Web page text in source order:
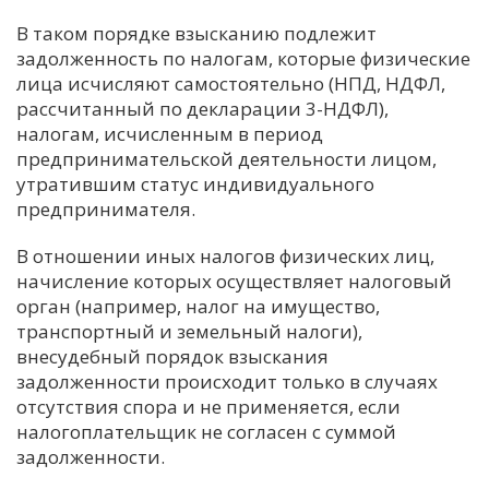
В таком порядке взысканию подлежит
задолженность по налогам, которые физические
лица исчисляют самостоятельно (НПД, НДФЛ,
рассчитанный по декларации 3-НДФЛ),
налогам, исчисленным в период
предпринимательской деятельности лицом,
утратившим статус индивидуального
предпринимателя.
В отношении иных налогов физических лиц,
начисление которых осуществляет налоговый
орган (например, налог на имущество,
транспортный и земельный налоги),
внесудебный порядок взыскания
задолженности происходит только в случаях
отсутствия спора и не применяется, если
налогоплательщик не согласен с суммой
задолженности.